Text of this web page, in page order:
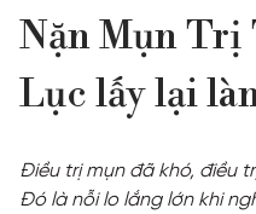
NÂNG CƠ
THẨM MỸ NỘI KHOA
DỊCH VỤ GIẢM BÉO
Nặn Mụn Trị
Lục lấy lại
Điều trị mụn đã khó, điều
Đó là nỗi lo lắng lớn khi